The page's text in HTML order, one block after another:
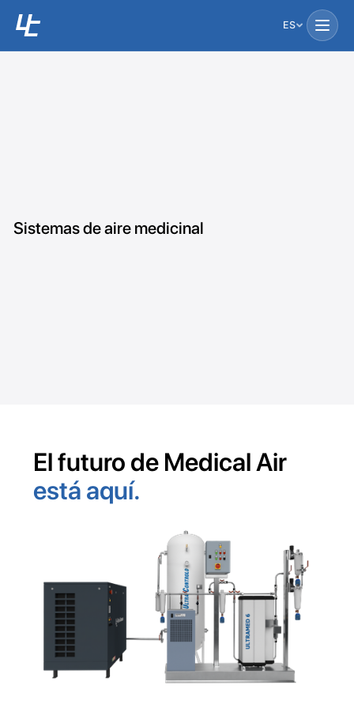
ES
Sistemas de aire medicinal
El futuro de Medical Air
está aquí.